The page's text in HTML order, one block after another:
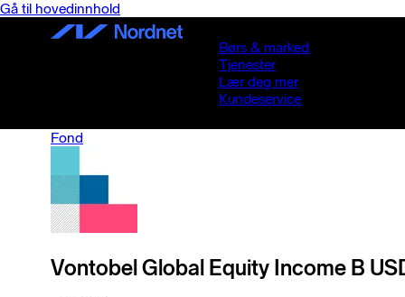
Gå til hovedinnhold
Børs & marked
Tjenester
Lær deg mer
Kundeservice
Fond
Vontobel Global Equity Income B